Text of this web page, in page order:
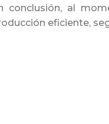
conclusión, al
eficiente,